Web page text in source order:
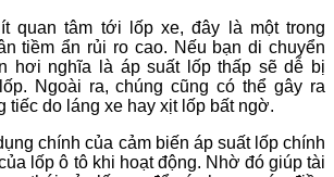
quan tâm tới lốp xe, đây là một trong
tiềm ẩn rủi ro cao. Nếu bạn di chuyển
hơi nghĩa là áp suất lốp thấp sẽ dễ bị
Ngoài ra, chúng cũng có thể gây ra
tiếc do láng xe hay xịt lốp bất ngờ.
chính của cảm biến áp suất lốp chính
lốp ô tô khi hoạt động. Nhờ đó giúp tài